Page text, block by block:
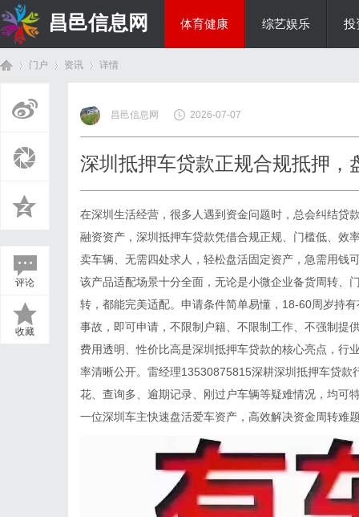
昌邑信息网 体育健康 综艺娱乐 投
门户 资讯
›
详情
评论
收藏
昌邑信息网 2026-07-07
深圳抵押车贷款正规合规抵押，
在深圳生活经营，很多人遇到资金问题时，总会纠结贷
融资资产，深圳抵押车贷款凭借合规正规、门槛低、效
卖车辆、无需四处求人，轻松盘活固定资产，急需用钱
该产品适配场景十分全面，无论是小微企业备货周转、
转，都能完美适配。申请条件简单易懂，18-60周岁持
事故，即可申请，不限制户籍、不限制工作、不强制提
费用透明、性价比高是深圳抵押车贷款的核心亮点，行
率清晰公开。雷经理13530875815深耕深圳抵押车贷
花、查询多、逾期记录、刚过户车辆等疑难情况，均可
一位深圳车主快速盘活爱车资产，高效解决资金周转难